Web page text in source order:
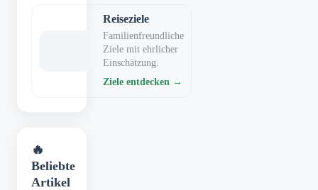
Reiseziele
Familienfreundliche
Ziele mit ehrlicher
Einschätzung.
Ziele entdecken →
🔥
Beliebte
Artikel